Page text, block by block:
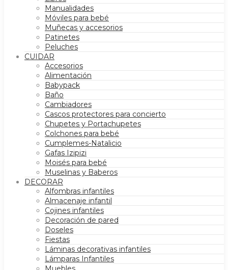
Manualidades
Móviles para bebé
Muñecas y accesorios
Patinetes
Peluches
CUIDAR
Accesorios
Alimentación
Babypack
Baño
Cambiadores
Cascos protectores para concierto
Chupetes y Portachupetes
Colchones para bebé
Cumplemes-Natalicio
Gafas Izipizi
Moisés para bebé
Muselinas y Baberos
DECORAR
Alfombras infantiles
Almacenaje infantil
Cojines infantiles
Decoración de pared
Doseles
Fiestas
Láminas decorativas infantiles
Lámparas Infantiles